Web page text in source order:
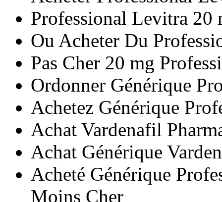
Professional Levitra 20
Ou Acheter Du
Pas Cher 20 mg
Ordonner Générique
Achetez Générique
Achat Vardenafil
Achat Générique
Acheté Générique
Moins Cher